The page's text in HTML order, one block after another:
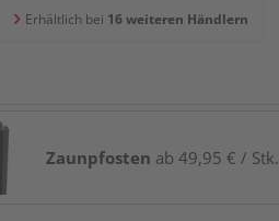
Erhältlich bei 16 weiteren Händlern
Zaunpfosten ab 49,95 € / Stk.